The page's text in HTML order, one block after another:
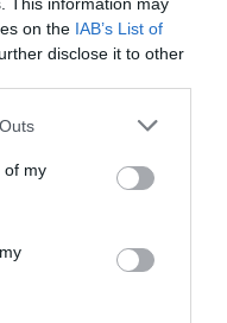
on the IAB’s List of
disclose it to other
of my
min
de juste se
devenu une
en